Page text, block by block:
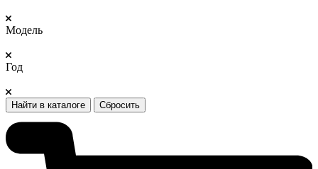
Модель
Год
Найти в каталоге Сбросить